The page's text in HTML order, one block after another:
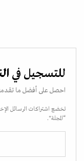
للتسجيل في
احصل على أفضل ما
تخضع اشتراكات الرسائل
“المجلة".